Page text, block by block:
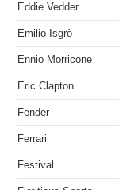
Eddie Vedder
Emilio Isgrò
Ennio Morricone
Eric Clapton
Fender
Ferrari
Festival